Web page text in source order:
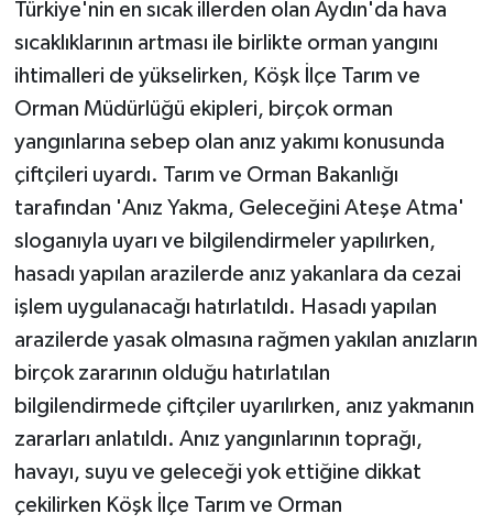
Türkiye'nin en sıcak illerden olan Aydın'da hava
sıcaklıklarının artması ile birlikte orman yangını
ihtimalleri de yükselirken, Köşk İlçe Tarım ve
Orman Müdürlüğü ekipleri, birçok orman
yangınlarına sebep olan anız yakımı konusunda
çiftçileri uyardı. Tarım ve Orman Bakanlığı
tarafından 'Anız Yakma, Geleceğini Ateşe Atma'
sloganıyla uyarı ve bilgilendirmeler yapılırken,
hasadı yapılan arazilerde anız yakanlara da cezai
işlem uygulanacağı hatırlatıldı. Hasadı yapılan
arazilerde yasak olmasına rağmen yakılan anızların
birçok zararının olduğu hatırlatılan
bilgilendirmede çiftçiler uyarılırken, anız yakmanın
zararları anlatıldı. Anız yangınlarının toprağı,
havayı, suyu ve geleceği yok ettiğine dikkat
çekilirken Köşk İlçe Tarım ve Orman